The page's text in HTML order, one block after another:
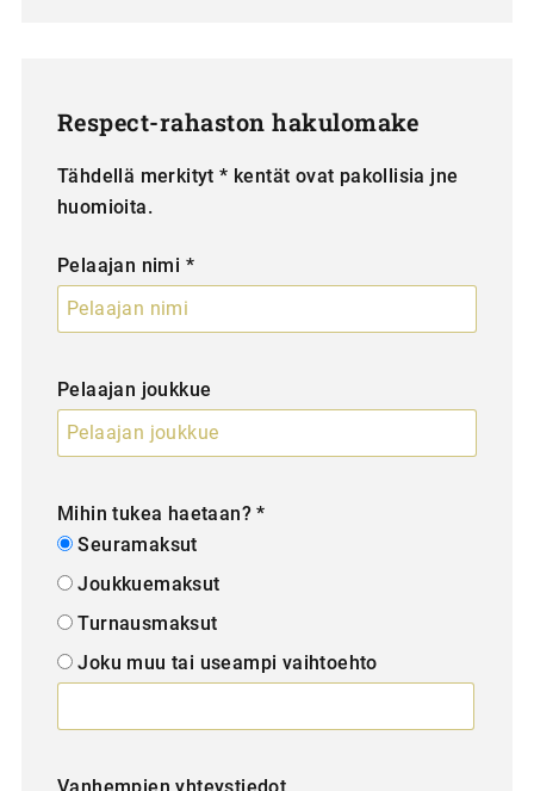
Respect-rahaston hakulomake
Tähdellä merkityt * kentät ovat pakollisia jne
huomioita.
Pelaajan nimi *
Pelaajan joukkue
Mihin tukea haetaan? *
Seuramaksut
Joukkuemaksut
Turnausmaksut
Joku muu tai useampi vaihtoehto
Vanhempien yhteystiedot